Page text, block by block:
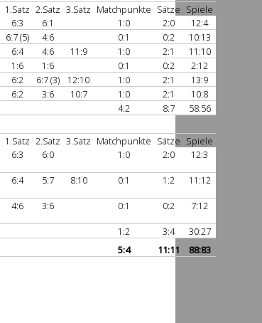
1.Satz 2.Satz 3.Satz Matchpunkte Sätze Spiele
6:3 6:1 1:0 2:0
12:4
6:7 (5) 4:6 0:1 0:2
10:13
6:4 4:6 11:9 1:0 2:1
11:10
1:6 1:6 0:1 0:2
2:12
6:2 6:7 (3) 12:10 1:0 2:1
13:9
6:2 3:6 10:7 1:0 2:1
10:8
4:2 8:7
58:56
1.Satz 2.Satz 3.Satz Matchpunkte Sätze Spiele
6:3 6:0 1:0 2:0
12:3
6:4 5:7 8:10 0:1 1:2
11:12
4:6 3:6 0:1 0:2
7:12
1:2 3:4
30:27
5:4 11:11 88:83